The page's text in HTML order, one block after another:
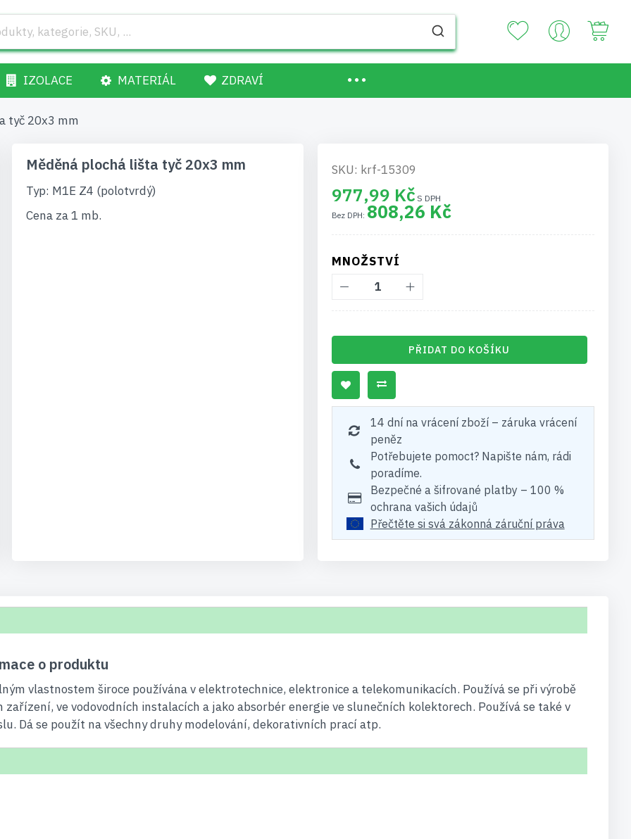
IZOLACE MATERIÁL ZDRAVÍ
tyč 20x3 mm
Měděná plochá lišta tyč 20x3 mm
Typ: M1E Z4 (polotvrdý)
Cena za 1 mb.
SKU: krf-15309
977,99 Kč
808,26 Kč
MNOŽSTVÍ
PŘIDAT DO KOŠÍKU
14 dní na vrácení zboží – záruka vrácení
peněz
Potřebujete pomoct? Napište nám, rádi
poradíme.
Bezpečné a šifrované platby – 100 %
ochrana vašich údajů
Přečtěte si svá zákonná záruční práva
o produktu
vlastnostem široce používána v elektrotechnice, elektronice a telekomunikacích. Používá se při výrobě
ve vodovodních instalacích a jako absorbér energie ve slunečních kolektorech. Používá se také v
Dá se použít na všechny druhy modelování, dekorativních prací atp.